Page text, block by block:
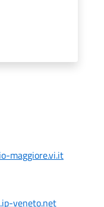
maggiore.vi.it
veneto.net